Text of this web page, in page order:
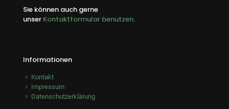
Sie können auch gerne
unser Kontaktformular benutzen.
Informationen
Kontakt
Impressum
Datenschutzerklärung